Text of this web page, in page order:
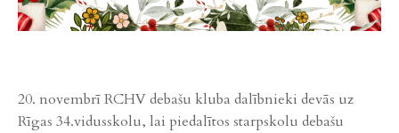
20. novembrī RCHV debašu kluba dalībnieki devās uz
Rīgas 34.vidusskolu, lai piedalītos starpskolu debašu